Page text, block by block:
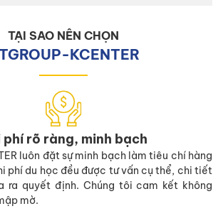
TẠI SAO NÊN CHỌN
KCENTER
phí rõ ràng, minh bạch
luôn đặt sự minh bạch làm tiêu chí hàng
phí du học đều được tư vấn cụ thể, chi tiết
ra quyết định. Chúng tôi cam kết không
mờ.